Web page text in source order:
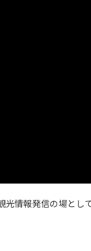
情報発信の場とし